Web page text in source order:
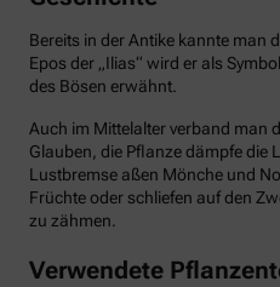
Bereits in der Antike kannte man
Epos der „Ilias“ wird er als
des Bösen erwähnt.
Auch im Mittelalter verband man
Glauben, die Pflanze dämpfe die
Lustbremse aßen Mönche und
Früchte oder schliefen auf den
zu zähmen.
Verwendete